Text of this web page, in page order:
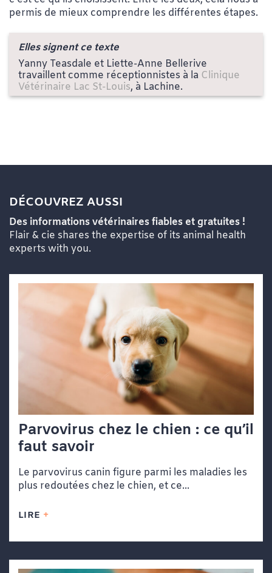
permis de mieux comprendre les différentes étapes.
Elles signent ce texte
Yanny Teasdale et Liette-Anne Bellerive
travaillent comme réceptionnistes à la Clinique
Vétérinaire Lac St-Louis, à Lachine.
DÉCOUVREZ AUSSI
Des informations vétérinaires fiables et gratuites !
Flair & cie shares the expertise of its animal health
experts with you.
Parvovirus chez le chien : ce qu’il
faut savoir
Le parvovirus canin figure parmi les maladies les
plus redoutées chez le chien, et ce...
LIRE